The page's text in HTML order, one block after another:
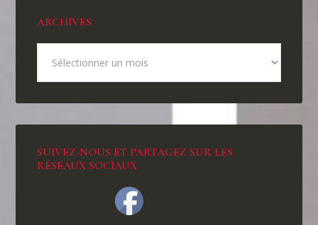
ARCHIVES
SUIVEZ-NOUS ET PARTAGEZ SUR LES
RÉSEAUX SOCIAUX